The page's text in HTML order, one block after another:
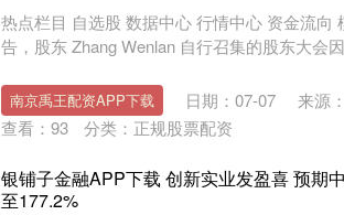
热点栏目 自选股 数据中心 行情中心 资金流向
告，股东 Zhang Wenlan 自行召集的股东大会
南京禹王配资APP下载 日期：07-07
来源
查看： 93 分类： 正规股票配资
银铺子金融APP下载 创新实业发盈喜 预期
至177.2%